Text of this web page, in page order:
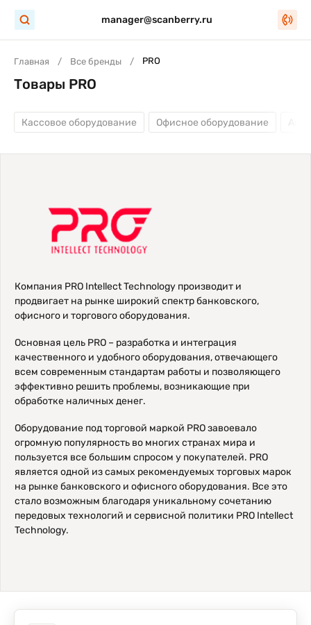
manager@scanberry.ru
Главная Все бренды PRO
Товары PRO
Кассовое оборудование Офисное оборудование
Компания PRO Intellect Technology производит и
продвигает на рынке широкий спектр банковского,
офисного и торгового оборудования.
Основная цель PRO – разработка и интеграция
качественного и удобного оборудования, отвечающего
всем современным стандартам работы и позволяющего
эффективно решить проблемы, возникающие при
обработке наличных денег.
Оборудование под торговой маркой PRO завоевало
огромную популярность во многих странах мира и
пользуется все большим спросом у покупателей. PRO
является одной из самых рекомендуемых торговых марок
на рынке банковского и офисного оборудования. Все это
стало возможным благодаря уникальному сочетанию
передовых технологий и сервисной политики PRO Intellect
Technology.